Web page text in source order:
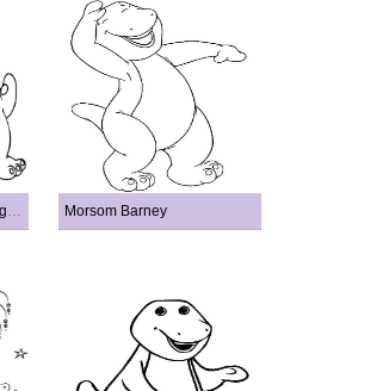
Gratis utskriftbar Barney og venner Morsom Barney